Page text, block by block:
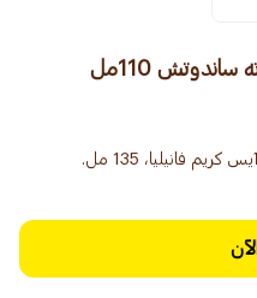
110مل
فانيليا، 135 مل.